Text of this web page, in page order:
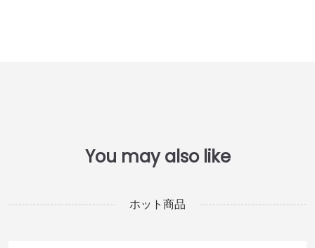
ホット商品